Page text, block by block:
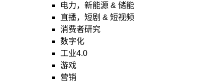
电力，新能源 & 储能
直播，短剧 & 短视频
消费者研究
数字化
工业4.0
游戏
营销